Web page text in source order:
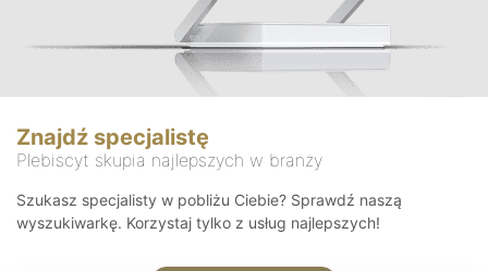
Znajdź specjalistę
Plebiscyt skupia najlepszych w branży
Szukasz specjalisty w pobliżu Ciebie? Sprawdź naszą
wyszukiwarkę. Korzystaj tylko z usług najlepszych!